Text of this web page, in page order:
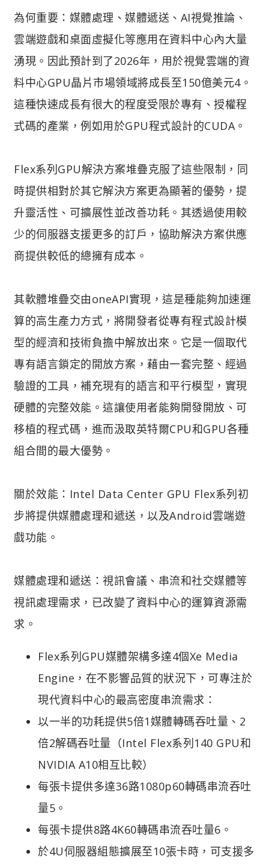
為何重要：媒體處理、媒體遞送、AI視覺推論、
雲端遊戲和桌面虛擬化等應用在資料中心內大量
湧現。因此預計到了2026年，用於視覺雲端的資
料中心GPU晶片市場領域將成長至150億美元4。
這種快速成長有很大的程度受限於專有、授權程
式碼的產業，例如用於GPU程式設計的CUDA。
Flex系列GPU解決方案堆疊克服了這些限制，同
時提供相對於其它解決方案更為顯著的優勢，提
升靈活性、可擴展性並改善功耗。其透過使用較
少的伺服器支援更多的訂戶，協助解決方案供應
商提供較低的總擁有成本。
其軟體堆疊交由oneAPI實現，這是種能夠加速運
算的高生產力方式，將開發者從專有程式設計模
型的經濟和技術負擔中解放出來。它是一個取代
專有語言鎖定的開放方案，藉由一套完整、經過
驗證的工具，補充現有的語言和平行模型，實現
硬體的完整效能。這讓使用者能夠開發開放、可
移植的程式碼，進而汲取英特爾CPU和GPU各種
組合間的最大優勢。
關於效能：Intel Data Center GPU Flex系列初
步將提供媒體處理和遞送，以及Android雲端遊
戲功能。
媒體處理和遞送：視訊會議、串流和社交媒體等
視訊處理需求，已改變了資料中心的運算資源需
求。
Flex系列GPU媒體架構多達4個Xe Media
Engine，在不影響品質的狀況下，可專注於
現代資料中心的最高密度串流需求：
以一半的功耗提供5倍1媒體轉碼吞吐量、2
倍2解碼吞吐量（Intel Flex系列140 GPU和
NVIDIA A10相互比較）
每張卡提供多達36路1080p60轉碼串流吞吐
量5。
每張卡提供8路4K60轉碼串流吞吐量6。
於4U伺服器組態擴展至10張卡時，可支援多